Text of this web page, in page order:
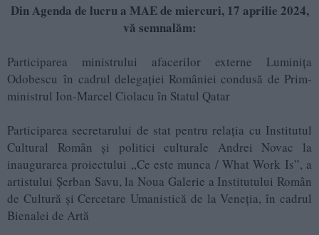
Din Agenda de lucru a MAE de miercuri, 17 aprilie 2024,
vă semnalăm:
Participarea ministrului afacerilor externe Luminița
Odobescu în cadrul delegației României condusă de Prim-
ministrul Ion-Marcel Ciolacu în Statul Qatar
Participarea secretarului de stat pentru relația cu Institutul
Cultural Român și politici culturale Andrei Novac la
inaugurarea proiectului „Ce este munca / What Work Is”, a
artistului Șerban Savu, la Noua Galerie a Institutului Român
de Cultură și Cercetare Umanistică de la Veneția, în cadrul
Bienalei de Artă